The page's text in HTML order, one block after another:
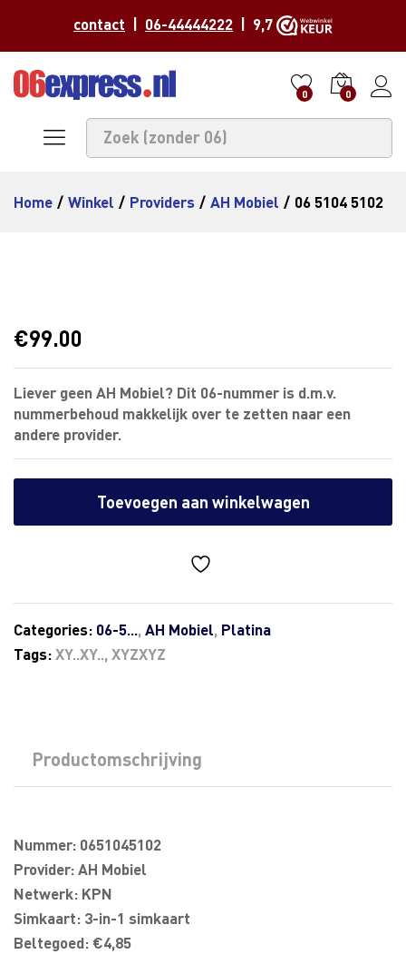
contact 06-44444222 | 9,7
0 0
Home / Winkel / Providers / AH Mobiel / 06 5104 5102
€99.00
Liever geen AH Mobiel? Dit 06-nummer is d.m.v.
nummerbehoud makkelijk over te zetten naar een
andere provider.
Toevoegen aan winkelwagen
Categories: 06-5..., AH Mobiel, Platina
Tags:XY..XY.., XYZXYZ
Productomschrijving
Nummer: 0651045102
Provider: AH Mobiel
Netwerk: KPN
Simkaart: 3-in-1 simkaart
Beltegoed: €4,85